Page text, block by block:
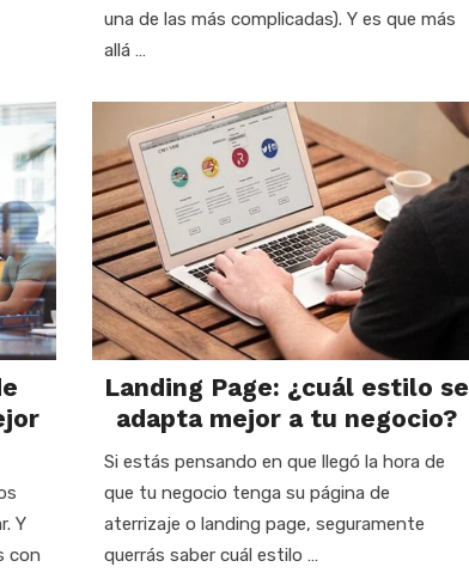
una de las más complicadas). Y es que más
allá …
Y
con
Landing Page: ¿cuál estilo se
adapta mejor a tu negocio?
Si estás pensando en que llegó la hora de
que tu negocio tenga su página de
aterrizaje o landing page, seguramente
querrás saber cuál estilo …